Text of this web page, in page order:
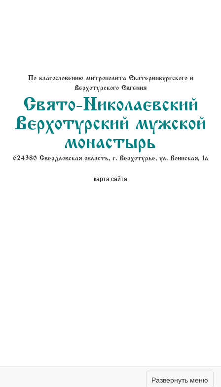
По благословению митрополита Екатеринбургского и
Верхотурского Евгения
Свято-Николаевский
Верхотурский мужской
монастырь
624380 Свердловская область, г. Верхотурье, ул. Воинская, 1а
карта сайта
Развернуть меню